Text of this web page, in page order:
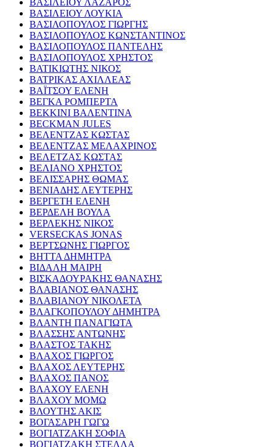
ΒΑΣΙΛΕΙΟΥ ΛΑΖΑΡΟΣ
ΒΑΣΙΛΕΙΟΥ ΛΟΥΚΙΑ
ΒΑΣΙΛΟΠΟΥΛΟΣ ΓΙΩΡΓΗΣ
ΒΑΣΙΛΟΠΟΥΛΟΣ ΚΩΝΣΤΑΝΤΙΝΟΣ
ΒΑΣΙΛΟΠΟΥΛΟΣ ΠΑΝΤΕΛΗΣ
ΒΑΣΙΛΟΠΟΥΛΟΣ ΧΡΗΣΤΟΣ
ΒΑΤΙΚΙΩΤΗΣ ΝΙΚΟΣ
ΒΑΤΡΙΚΑΣ ΑΧΙΛΛΕΑΣ
ΒΑΪΤΣΟΥ ΕΛΕΝΗ
ΒΕΓΚΑ ΡΟΜΠΕΡΤΑ
ΒΕΚΚΙΝΙ ΒΑΛΕΝΤΙΝΑ
BECKMAN JULES
ΒΕΛΕΝΤΖΑΣ ΚΩΣΤΑΣ
ΒΕΛΕΝΤΖΑΣ ΜΕΛΑΧΡΙΝΟΣ
ΒΕΛΕΤΖΑΣ ΚΩΣΤΑΣ
ΒΕΛΙΑΝΟ ΧΡΗΣΤΟΣ
ΒΕΛΙΣΣΑΡΗΣ ΘΩΜΑΣ
ΒΕΝΙΑΔΗΣ ΛΕΥΤΕΡΗΣ
ΒΕΡΓΕΤΗ ΕΛΕΝΗ
ΒΕΡΔΕΛΗ ΒΟΥΛΑ
ΒΕΡΛΕΚΗΣ ΝΙΚΟΣ
VERSECKAS JONAS
ΒΕΡΤΣΩΝΗΣ ΓΙΩΡΓΟΣ
ΒΗΤΤΑ ΔΗΜΗΤΡΑ
ΒΙΔΑΛΗ ΜΑΙΡΗ
ΒΙΣΚΑΔΟΥΡΑΚΗΣ ΘΑΝΑΣΗΣ
ΒΛΑΒΙΑΝΟΣ ΘΑΝΑΣΗΣ
ΒΛΑΒΙΑΝΟΥ ΝΙΚΟΛΕΤΑ
ΒΛΑΓΚΟΠΟΥΛΟΥ ΔΗΜΗΤΡΑ
ΒΛΑΝΤΗ ΠΑΝΑΓΙΩΤΑ
ΒΛΑΣΣΗΣ ΑΝΤΩΝΗΣ
ΒΛΑΣΤΟΣ ΤΑΚΗΣ
ΒΛΑΧΟΣ ΓΙΩΡΓΟΣ
ΒΛΑΧΟΣ ΛΕΥΤΕΡΗΣ
ΒΛΑΧΟΣ ΠΑΝΟΣ
ΒΛΑΧΟΥ ΕΛΕΝΗ
ΒΛΑΧΟΥ ΜΟΜΩ
ΒΛΟΥΤΗΣ ΑΚΙΣ
ΒΟΓΑΣΑΡΗ ΓΩΓΩ
ΒΟΓΙΑΤΖΑΚΗ ΣΟΦΙΑ
ΒΟΓΙΑΤΖΑΚΗ ΣΤΕΛΛΑ